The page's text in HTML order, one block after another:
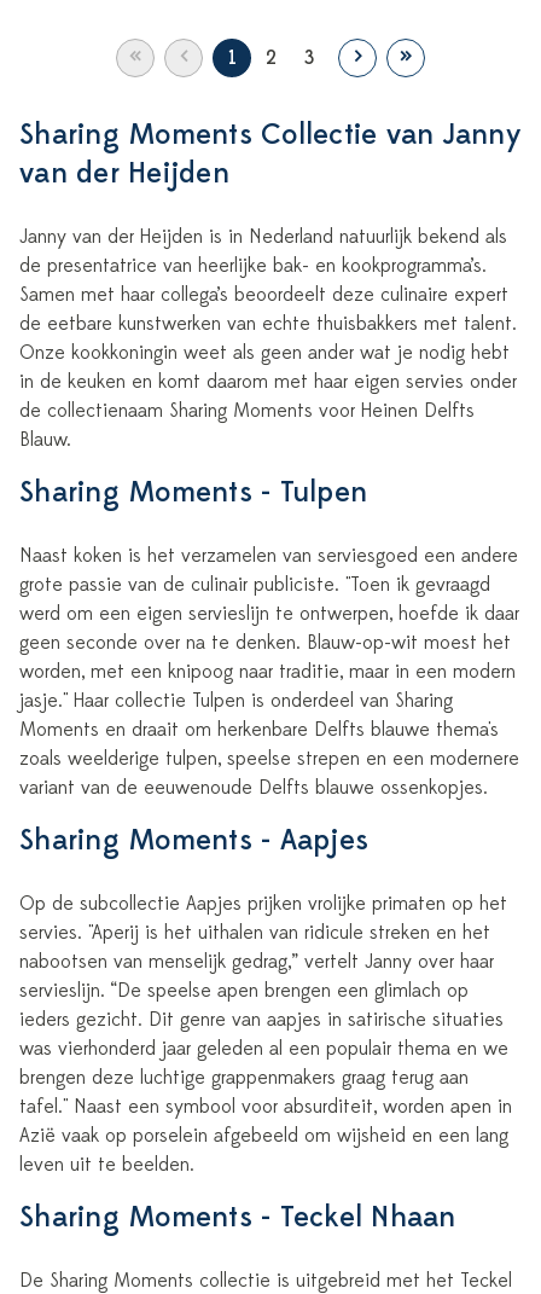
« ‹ 1 2 3 › »
Sharing Moments Collectie van Janny
van der Heijden
Janny van der Heijden is in Nederland natuurlijk bekend als
de presentatrice van heerlijke bak- en kookprogramma’s.
Samen met haar collega’s beoordeelt deze culinaire expert
de eetbare kunstwerken van echte thuisbakkers met talent.
Onze kookkoningin weet als geen ander wat je nodig hebt
in de keuken en komt daarom met haar eigen servies onder
de collectienaam Sharing Moments voor Heinen Delfts
Blauw.
Sharing Moments - Tulpen
Naast koken is het verzamelen van serviesgoed een andere
grote passie van de culinair publiciste. "Toen ik gevraagd
werd om een eigen servieslijn te ontwerpen, hoefde ik daar
geen seconde over na te denken. Blauw-op-wit moest het
worden, met een knipoog naar traditie, maar in een modern
jasje." Haar collectie Tulpen is onderdeel van Sharing
Moments en draait om herkenbare Delfts blauwe thema's
zoals weelderige tulpen, speelse strepen en een modernere
variant van de eeuwenoude Delfts blauwe ossenkopjes.
Sharing Moments - Aapjes
Op de subcollectie Aapjes prijken vrolijke primaten op het
servies. "Aperij is het uithalen van ridicule streken en het
nabootsen van menselijk gedrag,” vertelt Janny over haar
servieslijn. “De speelse apen brengen een glimlach op
ieders gezicht. Dit genre van aapjes in satirische situaties
was vierhonderd jaar geleden al een populair thema en we
brengen deze luchtige grappenmakers graag terug aan
tafel." Naast een symbool voor absurditeit, worden apen in
Azië vaak op porselein afgebeeld om wijsheid en een lang
leven uit te beelden.
Sharing Moments - Teckel Nhaan
De Sharing Moments collectie is uitgebreid met het Teckel